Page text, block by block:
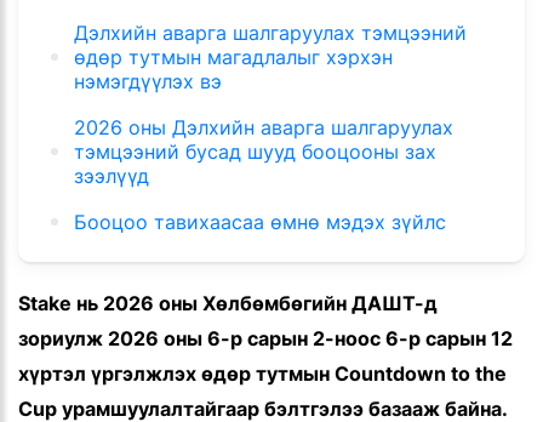
Дэлхийн аварга шалгаруулах тэмцээний
өдөр тутмын магадлалыг хэрхэн
нэмэгдүүлэх вэ
2026 оны Дэлхийн аварга шалгаруулах
тэмцээний бусад шууд бооцооны зах
зээлүүд
Бооцоо тавихаасаа өмнө мэдэх зүйлс
Stake нь 2026 оны Хөлбөмбөгийн ДАШТ-д
зориулж 2026 оны 6-р сарын 2-ноос 6-р сарын 12
хүртэл үргэлжлэх өдөр тутмын Countdown to the
Cup урамшуулалтайгаар бэлтгэлээ базааж байна.